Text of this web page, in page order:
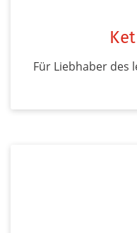
Für Liebhaber des